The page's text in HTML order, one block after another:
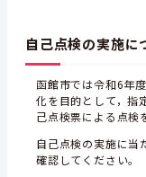
自己点検の実施に
函館市では令和6年
化を目的として，指
己点検票による点検
自己点検の実施に当
確認してください。